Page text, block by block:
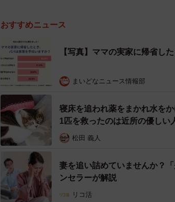
その結果、最も多かった回答は「まったく手
ママからは、「家事は女がやるものと固く信
ロしている」などの不満が多く寄せられ、一
す。
また、「親が手伝わせない」（20.8％）につ
イプだから」「女が家事をするべきと親が考
いパパもいることが判明。ある意味「親ブロ
いるとも言えそうです。
おすすめニュース
【写真】ママの実家に帰省し
まいどなニュース情報部
寝床を追われ薬をまかれ水を
1匹を救ったのは近所の優
松田 義人
妻を追い詰めていませんか？
ンセラーが解説
リコ活